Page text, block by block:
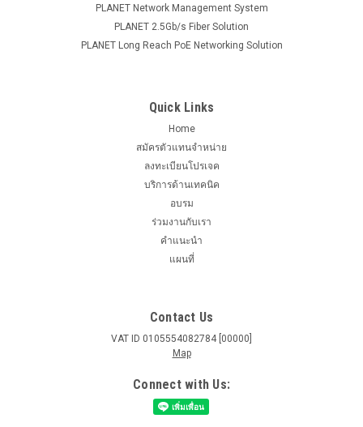
PLANET Network Management System
PLANET 2.5Gb/s Fiber Solution
PLANET Long Reach PoE Networking Solution
Quick Links
Home
สมัครตัวแทนจำหน่าย
ลงทะเบียนโปรเจค
บริการด้านเทคนิค
อบรม
ร่วมงานกับเรา
คำแนะนำ
แผนที่
Contact Us
VAT ID 0105554082784 [00000]
Map
Connect with Us: